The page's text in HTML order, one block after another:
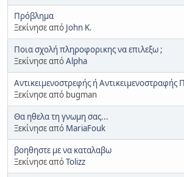
Πρόβλημα
Ξεκίνησε από John K.
Ποια σχολή πληροφορικης να επιλεξω ;
Ξεκίνησε απόAlpha
Αντικειμενοστρεφής ή Αντικειμενοστραφής
Ξεκίνησε από bugman
Θα ηθελα τη γνωμη σας...
Ξεκίνησε από MariaFouk
βοηθηστε με να καταλαβω
Ξεκίνησε απόTolizz